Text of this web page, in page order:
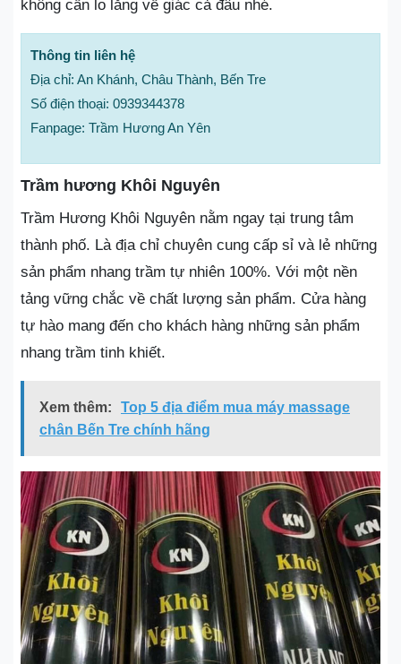
không cần lo lắng về giác cả đâu nhé.
Thông tin liên hệ
Địa chỉ: An Khánh, Châu Thành, Bến Tre
Số điện thoại: 0939344378
Fanpage: Trầm Hương An Yên
Trầm hương Khôi Nguyên
Trầm Hương Khôi Nguyên nằm ngay tại trung tâm
thành phố. Là địa chỉ chuyên cung cấp sỉ và lẻ những
sản phẩm nhang trầm tự nhiên 100%. Với một nền
tảng vững chắc về chất lượng sản phẩm. Cửa hàng
tự hào mang đến cho khách hàng những sản phẩm
nhang trầm tinh khiết.
Xem thêm:
Top 5 địa điểm mua máy massage
chân Bến Tre chính hãng